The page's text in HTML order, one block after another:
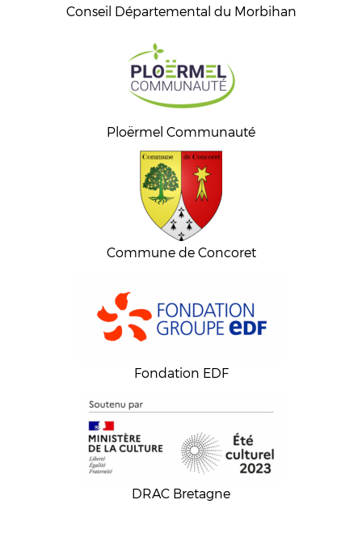
Conseil Départemental du Morbihan
Ploërmel Communauté
Commune de Concoret
Fondation EDF
DRAC Bretagne